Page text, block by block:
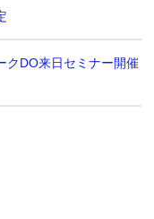
クDO来日セミナー開催